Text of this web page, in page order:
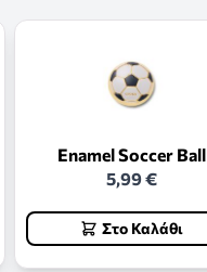
Enamel Soccer Ball
5,99 €
Στο Καλάθι